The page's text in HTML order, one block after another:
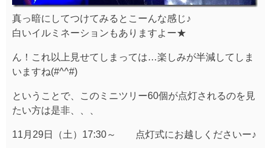
真っ暗にしてつけてみるとこーんな感じ♪
白いイルミネーションもありますよー★
ん！これ以上見せてしまっては…楽しみが半減してしま
いますね(#^^#)
ということで、このミニツリー60個が点灯されるのを見
たい方は是非、、、
11月29日（土）17:30～ 点灯式にお越しくださいー♪